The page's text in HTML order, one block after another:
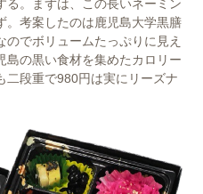
る。まずは、この長いネーミン
。考案したのは鹿児島大学黒膳
でボリュームたっぷりに見え
島の黒い食材を集めたカロリー
二段重で980円は実にリーズナ